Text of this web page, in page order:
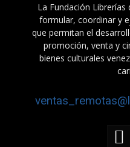
La Fundación
formular, coordinar y
que permitan el
promoción, venta y
bienes culturales